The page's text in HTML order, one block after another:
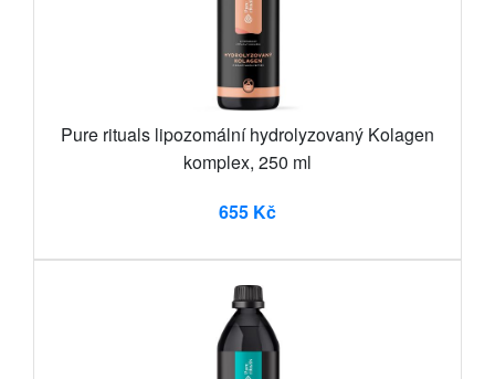
Pure rituals lipozomální hydrolyzovaný Kolagen
komplex, 250 ml
655 Kč